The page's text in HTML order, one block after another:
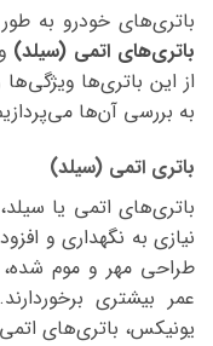
باتری‌های خودرو به
باتری‌های اتمی (سیلد) و
از این باتری‌ها
به بررسی آن‌ها
باتری اتمی (سیلد)
باتری‌های اتمی یا
نیازی به نگهداری و
طراحی مهر و موم شده،
عمر بیشتری
یونیکس، باتری‌های